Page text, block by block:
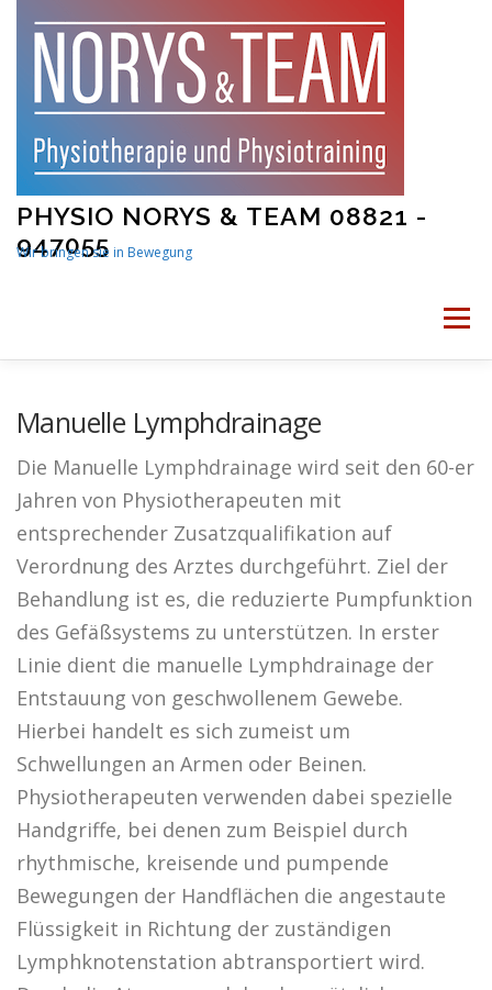
Skip
content
PHYSIO NORYS & TEAM 08821 -
947055
Wir bringen sie in Bewegung
Menu
PHYSIOTRAINING MAMA UND BABY FITNESS
PRAXIS KONTAKT
PHYSIO NORYS AUF INSTAGRAM
Manuelle Lymphdrainage
Die Manuelle Lymphdrainage wird seit den 60-er
Jahren von Physiotherapeuten mit
entsprechender Zusatzqualifikation auf
Verordnung des Arztes durchgeführt. Ziel der
Behandlung ist es, die reduzierte Pumpfunktion
des Gefäßsystems zu unterstützen. In erster
Linie dient die manuelle Lymphdrainage der
Entstauung von geschwollenem Gewebe.
Hierbei handelt es sich zumeist um
Schwellungen an Armen oder Beinen.
Physiotherapeuten verwenden dabei spezielle
Handgriffe, bei denen zum Beispiel durch
rhythmische, kreisende und pumpende
Bewegungen der Handflächen die angestaute
Flüssigkeit in Richtung der zuständigen
Lymphknotenstation abtransportiert wird.